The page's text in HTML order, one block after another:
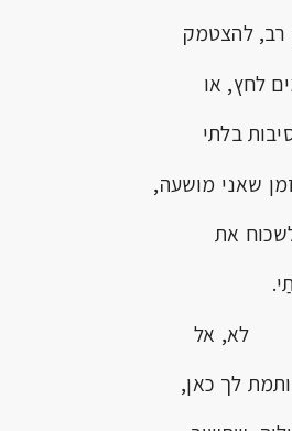
להצטמק
או
בלתי
שאני מושעה,
את
אל
לך כאן,